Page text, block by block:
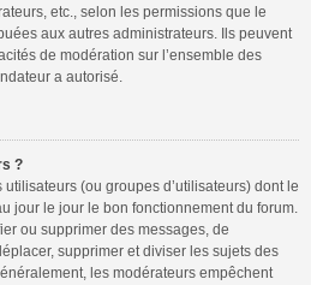
etc., selon les permissions que le
aux autres administrateurs. Ils peuvent
de modération sur l’ensemble des
a autorisé.
?
(ou groupes d’utilisateurs) dont le
jour le jour le bon fonctionnement du forum.
ou supprimer des messages, de
supprimer et diviser les sujets des
les modérateurs empêchent